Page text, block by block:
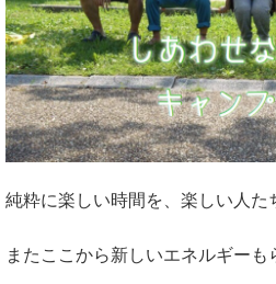
純粋に楽しい時間を、楽しい人た
またここから新しいエネルギーも